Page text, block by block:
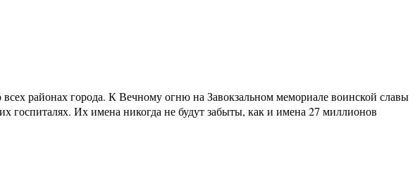
районах города. К Вечному огню на Завокзальном мемориале воинской славы
госпиталях. Их имена никогда не будут забыты, как и имена 27 миллионов